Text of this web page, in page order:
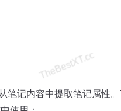
笔记内容中提取笔记属性